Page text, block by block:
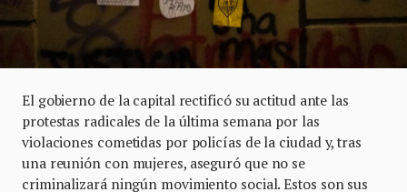
El gobierno de la capital rectificó su actitud ante las
protestas radicales de la última semana por las
violaciones cometidas por policías de la ciudad y, tras
una reunión con mujeres, aseguró que no se
criminalizará ningún movimiento social. Estos son sus